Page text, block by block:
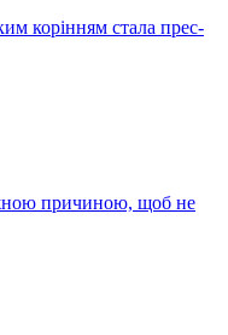
корінням стала прес-
причиною, щоб не